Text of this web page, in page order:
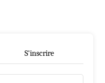
S'inscrire